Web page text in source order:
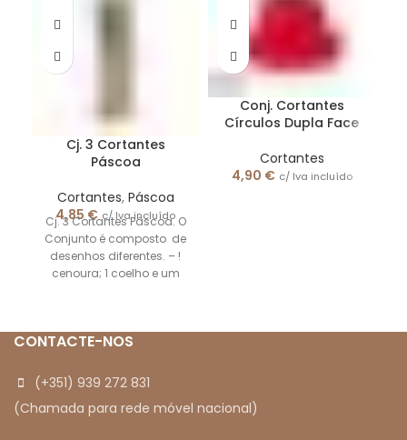
Cj. 3 Cortantes
Páscoa
Cortantes, Páscoa
4,85 € c/ Iva incluído
Cj. 3 Cortantes Páscoa. O
Conjunto é composto de
desenhos diferentes. – !
cenoura; 1 coelho e um
Conj. Cortantes
Círculos Dupla Face
Cortantes
4,90 € c/ Iva incluído
CONTACTE-NOS
(+351) 939 272 831
(Chamada para rede móvel nacional)